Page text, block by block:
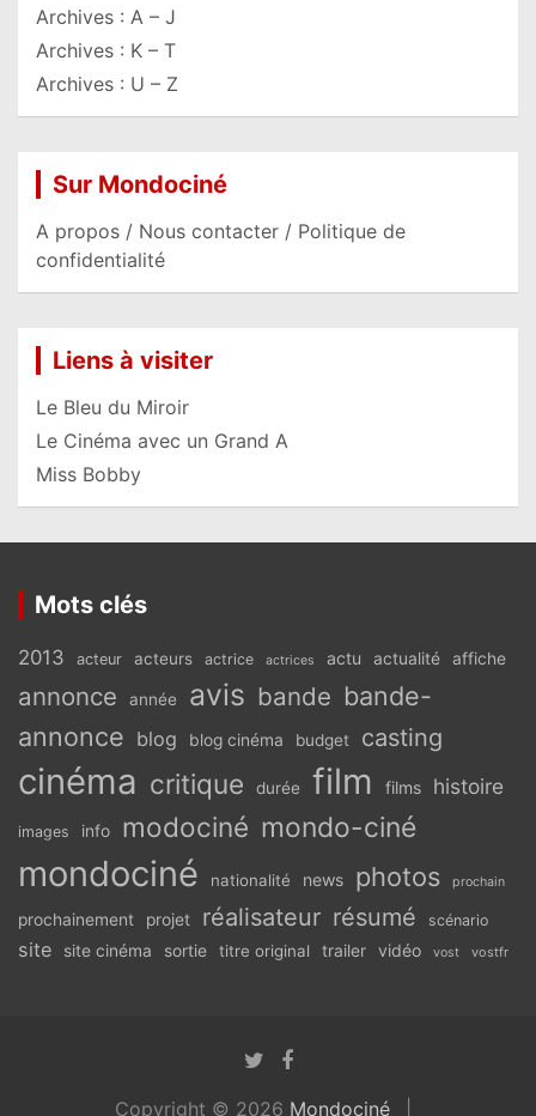
Archives : A – J
Archives : K – T
Archives : U – Z
Sur Mondociné
A propos / Nous contacter / Politique de
confidentialité
Liens à visiter
Le Bleu du Miroir
Le Cinéma avec un Grand A
Miss Bobby
Mots clés
2013 acteur acteurs actrice actrices actu actualité affiche
annonce année avis bande bande-
annonce blog blog cinéma budget casting
cinéma critique durée film films histoire
images info modociné mondo-ciné
mondociné nationalité news photos prochain
prochainement projet réalisateur résumé scénario
site site cinéma sortie titre original trailer vidéo vost vostfr
Copyright © 2026 Mondociné